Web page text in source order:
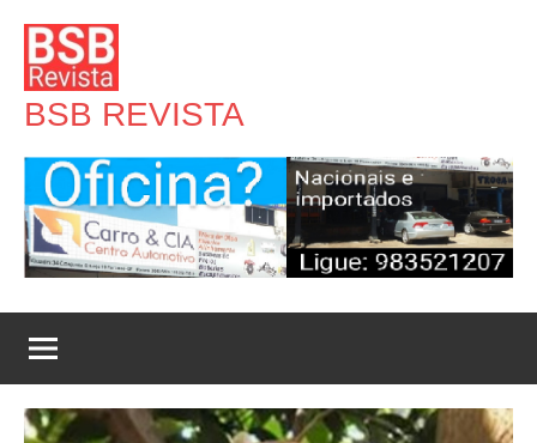
para
conteúdo
BSB REVISTA